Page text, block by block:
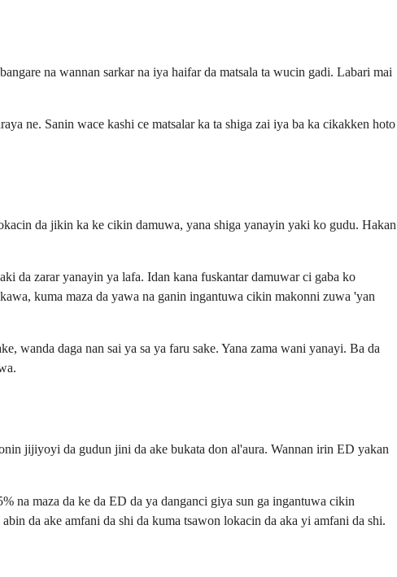
na wannan sarkar na iya haifar da matsala ta wucin gadi. Labari mai
ne. Sanin wace kashi ce matsalar ka ta shiga zai iya ba ka cikakken hoto
da jikin ka ke cikin damuwa, yana shiga yanayin yaki ko gudu. Hakan
da zarar yanayin ya lafa. Idan kana fuskantar damuwar ci gaba ko
kuma maza da yawa na ganin ingantuwa cikin makonni zuwa 'yan
wanda daga nan sai ya sa ya faru sake. Yana zama wani yanayi. Ba da
jijiyoyi da gudun jini da ake bukata don al'aura. Wannan irin ED yakan
na maza da ke da ED da ya danganci giya sun ga ingantuwa cikin
da ake amfani da shi da kuma tsawon lokacin da aka yi amfani da shi.